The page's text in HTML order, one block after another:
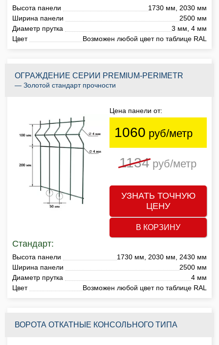
Высота панели
1730 мм, 2030 мм
Ширина панели
2500 мм
Диаметр прутка
3 мм, 4 мм
Цвет
Возможен любой цвет по таблице RAL
ОГРАЖДЕНИЕ СЕРИИ PREMIUM-PERIMETR
— Золотой стандарт прочности
Цена панели от:
1060 руб/метр
1134руб/метр
УЗНАТЬ ТОЧНУЮ
ЦЕНУ
В КОРЗИНУ
Стандарт:
Высота панели
1730 мм, 2030 мм, 2430 мм
Ширина панели
2500 мм
Диаметр прутка
4 мм
Цвет
Возможен любой цвет по таблице RAL
ВОРОТА ОТКАТНЫЕ КОНСОЛЬНОГО ТИПА